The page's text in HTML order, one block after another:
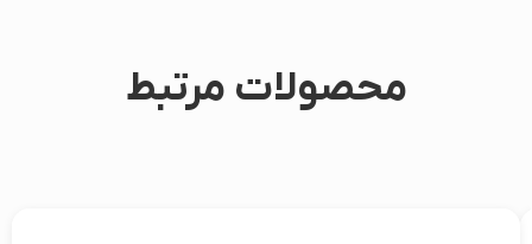
محصولات مرتبط